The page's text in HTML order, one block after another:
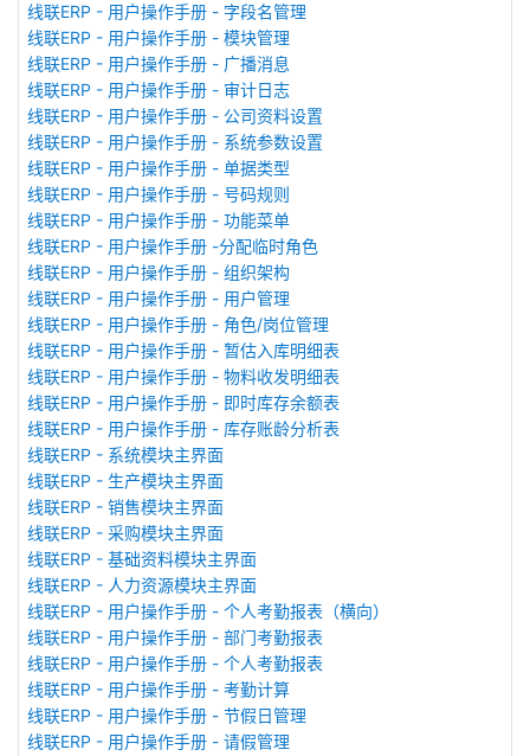
线联ERP - 用户操作手册 - 字段名管理
线联ERP - 用户操作手册 - 模块管理
线联ERP - 用户操作手册 - 广播消息
线联ERP - 用户操作手册 - 审计日志
线联ERP - 用户操作手册 - 公司资料设置
线联ERP - 用户操作手册 - 系统参数设置
线联ERP - 用户操作手册 - 单据类型
线联ERP - 用户操作手册 - 号码规则
线联ERP - 用户操作手册 - 功能菜单
线联ERP - 用户操作手册 -分配临时角色
线联ERP - 用户操作手册 - 组织架构
线联ERP - 用户操作手册 - 用户管理
线联ERP - 用户操作手册 - 角色/岗位管理
线联ERP - 用户操作手册 - 暂估入库明细表
线联ERP - 用户操作手册 - 物料收发明细表
线联ERP - 用户操作手册 - 即时库存余额表
线联ERP - 用户操作手册 - 库存账龄分析表
线联ERP - 系统模块主界面
线联ERP - 生产模块主界面
线联ERP - 销售模块主界面
线联ERP - 采购模块主界面
线联ERP - 基础资料模块主界面
线联ERP - 人力资源模块主界面
线联ERP - 用户操作手册 - 个人考勤报表（横向）
线联ERP - 用户操作手册 - 部门考勤报表
线联ERP - 用户操作手册 - 个人考勤报表
线联ERP - 用户操作手册 - 考勤计算
线联ERP - 用户操作手册 - 节假日管理
线联ERP - 用户操作手册 - 请假管理